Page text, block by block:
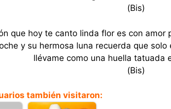
(Bis)
que hoy te canto linda flor es con amor
y su hermosa luna recuerda que
llévame como una huella tatuada
(Bis)
también visitaron: